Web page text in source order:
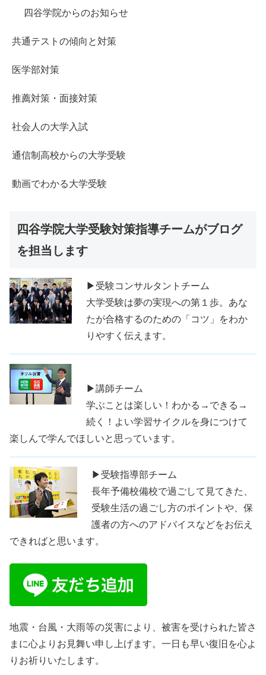
四谷学院からのお知らせ
共通テストの傾向と対策
医学部対策
推薦対策・面接対策
社会人の大学入試
通信制高校からの大学受験
動画でわかる大学受験
四谷学院大学受験対策指導チームがブログ
を担当します
▶受験コンサルタントチーム
大学受験は夢の実現への第１歩。あな
たが合格するのための「コツ」をわか
りやすく伝えます。
▶講師チーム
学ぶことは楽しい！わかる→できる→
続く！よい学習サイクルを身につけて
楽しんで学んでほしいと思っています。
▶受験指導部チーム
長年予備校備校で過ごして見てきた、
受験生活の過ごし方のポイントや、保
護者の方へのアドバイスなどをお伝え
できればと思います。
地震・台風・大雨等の災害により、被害を受けられた皆さ
まに心よりお見舞い申し上げます。一日も早い復旧を心よ
りお祈りいたします。